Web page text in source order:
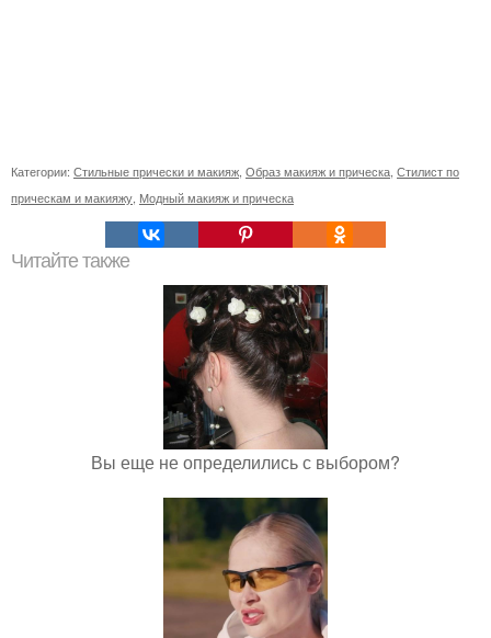
Категории: Стильные прически и макияж Образ макияж и прическа Стилист по
прическам и макияжу Модный макияж и прическа
Читайте также
Вы еще не определились с выбором?